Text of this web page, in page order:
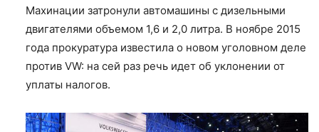
Махинации затронули автомашины с дизельными
двигателями объемом 1,6 и 2,0 литра. В ноябре 2015
года прокуратура известила о новом уголовном деле
против VW: на сей раз речь идет об уклонении от
уплаты налогов.